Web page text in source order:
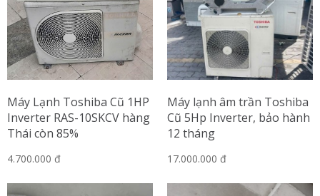
Máy Lạnh Toshiba Cũ 1HP
Inverter RAS-10SKCV hàng
Thái còn 85%
4.700.000 đ
Máy lạnh âm trần Toshiba
Cũ 5Hp Inverter, bảo hành
12 tháng
17.000.000 đ